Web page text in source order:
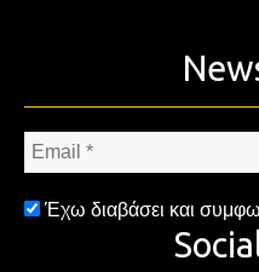
Email
*
Έχω διαβάσει και